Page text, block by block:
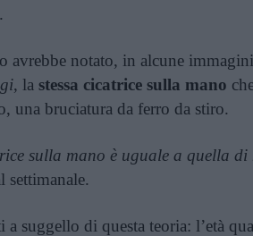
avrebbe notato, in alcune immagini
, la stessa cicatrice sulla mano
una bruciatura da ferro da stiro.
sulla mano è uguale a quella di
settimanale.
suggello di questa teoria: l’età